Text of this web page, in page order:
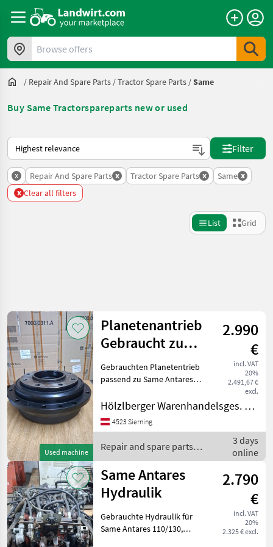
Browse offers
/ Repair And Spare Parts /Tractor Spare Parts /Same
Buy Same Tractorspareparts new or used
This is how sorting works on Landwirt.com
Filter
x Repair And Spare Parts x Tractor Spare Parts x Same x
x Clear all filters
List Grid
Category Place Filter
CURRENT
PATH
Agriculture
technology
Repair
And
Spare
Parts
Tractor
Spare
Parts
Same
SELECT
CATEGORY
Reset
Show
26
results
Used machine
Planetenantrieb
Gebraucht zu
Same Antares
2.990
€
incl. VAT
20%
2.491,67 €
excl.
Gebrauchten Planetentrieb
passend zu Same Antares
Lamborghini Formula
Schulterlagern und weiters
Hölzlberger Warenhandelsges. m. b. H.
4523 Sierning
Repair and spare parts /
Same
3 days
online
Same Antares
Hydraulik
2.790
€
incl. VAT
20%
2.325 € excl.
Gebrauchte Hydraulik für
Same Antares 110/130,